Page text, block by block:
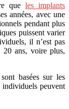
queles implants
années, avec une
pendant plus
puissent varier
il n’est pas
20 ans, voire plus,
basées sur les
individuels peuvent